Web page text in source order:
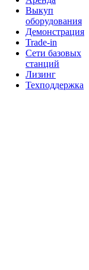
Выкуп
оборудования
Демонстрация
Trade-in
Сети базовых
станций
Лизинг
Техподдержка